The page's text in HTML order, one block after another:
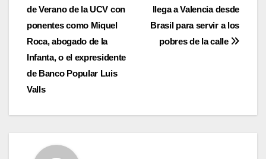
de
entradas
llega a Valencia desde
Brasil para servir a los
pobres de la calle
de Verano de la UCV con
ponentes como Miquel
Roca, abogado de la
Infanta, o el expresidente
de Banco Popular Luis
Valls